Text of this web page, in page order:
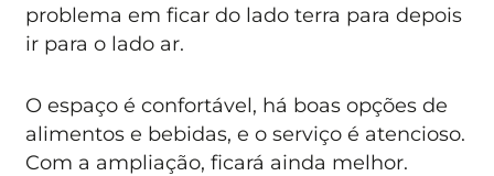
problema em ficar do lado terra para depois
ir para o lado ar.
O espaço é confortável, há boas opções de
alimentos e bebidas, e o serviço é atencioso.
Com a ampliação, ficará ainda melhor.